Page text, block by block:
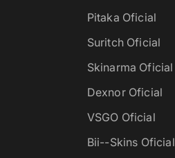
Pitaka Oficial
Suritch Oficial
Skinarma Oficial
Dexnor Oficial
VSGO Oficial
Bii--Skins Oficial